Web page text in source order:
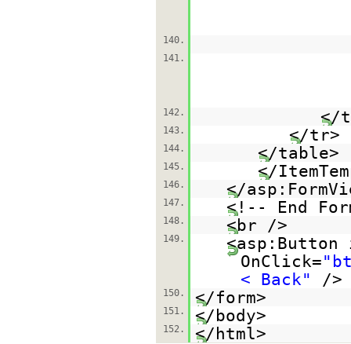
140.
141.
142. </
143. </tr>
144. </table>
145. </
146. </
147. <!-- End
148. <br />
149.
<asp:Button
OnClick=
< Back"
/>
150. </form>
151. </body>
152. </html>